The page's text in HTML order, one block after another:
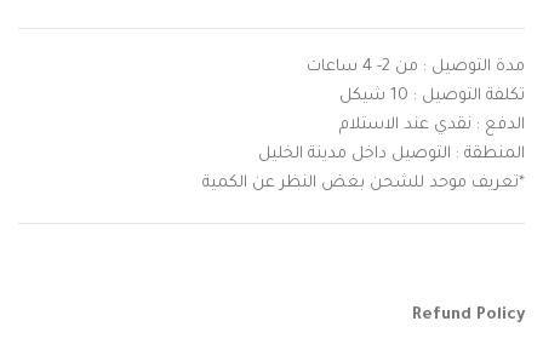
مدة التوصيل : من 2- 4 ساعات
تكلفة التوصيل : 10 شيكل
الدفع : نقدي عند الاستلام
المنطقة : التوصيل داخل مدينة الخليل
*تعريف موحد للشحن بغض النظر عن الكمية
Refund Policy